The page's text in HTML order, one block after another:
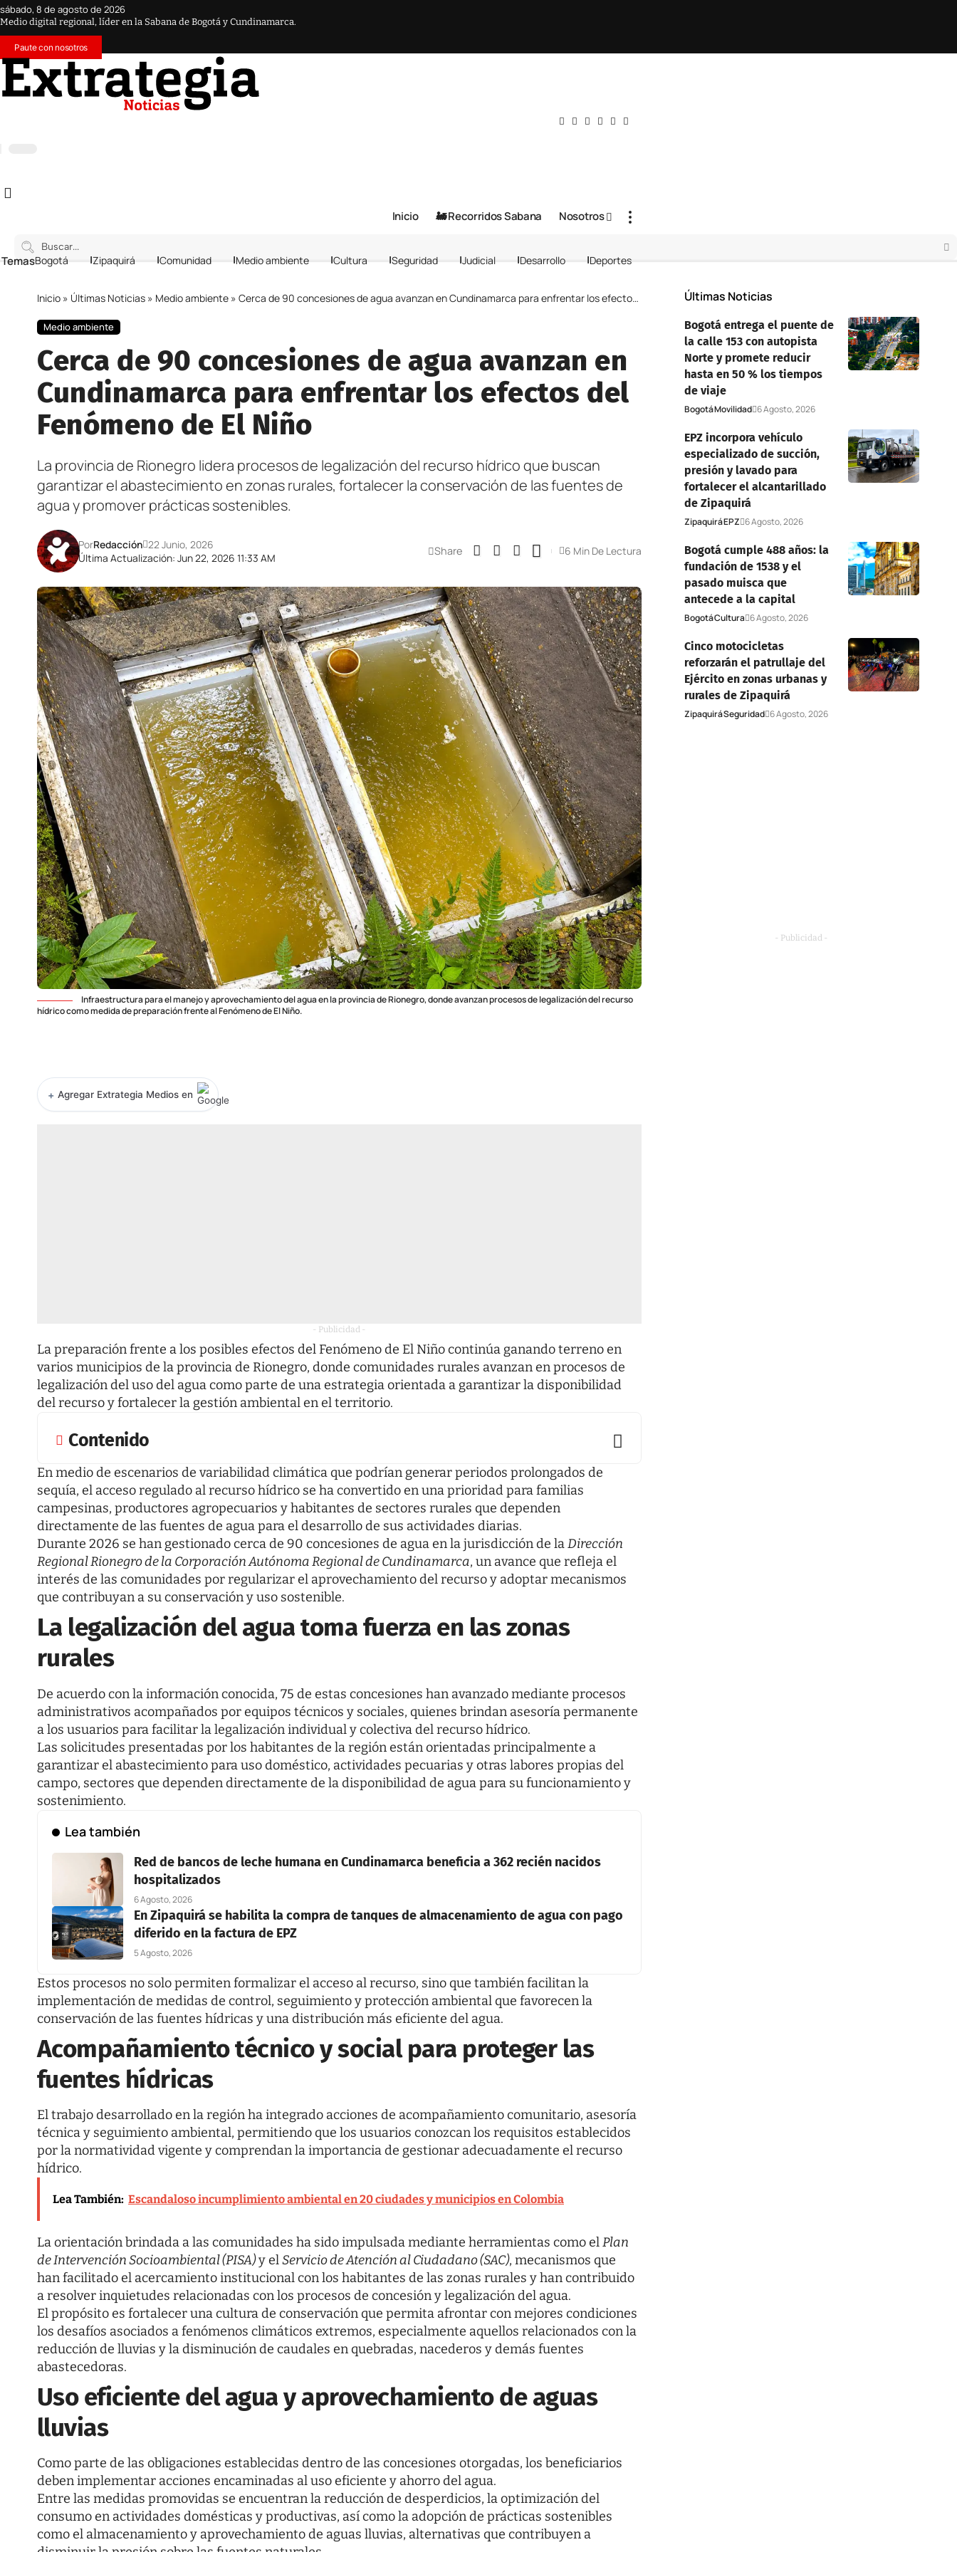
sábado, 8 de agosto de 2026
Medio digital regional, líder en la Sabana de Bogotá y Cundinamarca.
Paute con nosotros
Inicio 🚂 Recorridos Sabana Nosotros
Bogotá Zipaquirá Comunidad Medio ambiente Cultura Seguridad Judicial Desarrollo Deportes
Inicio » Últimas Noticias » Medio ambiente » Cerca de 90 concesiones de agua avanzan en Cundinamarca para enfrentar los efectos del Fenómeno de El Niño
Medio ambiente
Cerca de 90 concesiones de agua avanzan en
Cundinamarca para enfrentar los efectos del
Fenómeno de El Niño
La provincia de Rionegro lidera procesos de legalización del recurso hídrico que buscan
garantizar el abastecimiento en zonas rurales, fortalecer la conservación de las fuentes de
agua y promover prácticas sostenibles.
Última Actualización: Jun 22, 2026 11:33 AM
PorRedacción 22 Junio, 2026 Share 6 Min De Lectura
Infraestructura para el manejo y aprovechamiento del agua en la provincia de Rionegro, donde avanzan procesos de legalización del recurso
hídrico como medida de preparación frente al Fenómeno de El Niño.
+ Agregar Extrategia Medios en
- Publicidad -
La preparación frente a los posibles efectos del Fenómeno de El Niño continúa ganando terreno en
varios municipios de la provincia de Rionegro, donde comunidades rurales avanzan en procesos de
legalización del uso del agua como parte de una estrategia orientada a garantizar la disponibilidad
del recurso y fortalecer la gestión ambiental en el territorio.
Contenido
En medio de escenarios de variabilidad climática que podrían generar periodos prolongados de
sequía, el acceso regulado al recurso hídrico se ha convertido en una prioridad para familias
campesinas, productores agropecuarios y habitantes de sectores rurales que dependen
directamente de las fuentes de agua para el desarrollo de sus actividades diarias.
Durante 2026 se han gestionado cerca de 90 concesiones de agua en la jurisdicción de laDirección
Regional Rionegro de la Corporación Autónoma Regional de Cundinamarca, un avance que refleja el
interés de las comunidades por regularizar el aprovechamiento del recurso y adoptar mecanismos
que contribuyan a su conservación y uso sostenible.
La legalización del agua toma fuerza en las zonas
rurales
De acuerdo con la información conocida, 75 de estas concesiones han avanzado mediante procesos
administrativos acompañados por equipos técnicos y sociales, quienes brindan asesoría permanente
a los usuarios para facilitar la legalización individual y colectiva del recurso hídrico.
Las solicitudes presentadas por los habitantes de la región están orientadas principalmente a
garantizar el abastecimiento para uso doméstico, actividades pecuarias y otras labores propias del
campo, sectores que dependen directamente de la disponibilidad de agua para su funcionamiento y
sostenimiento.
Lea también
Red de bancos de leche humana en Cundinamarca beneficia a 362 recién nacidos
hospitalizados
6 Agosto, 2026
En Zipaquirá se habilita la compra de tanques de almacenamiento de agua con pago
diferido en la factura de EPZ
5 Agosto, 2026
Estos procesos no solo permiten formalizar el acceso al recurso, sino que también facilitan la
implementación de medidas de control, seguimiento y protección ambiental que favorecen la
conservación de las fuentes hídricas y una distribución más eficiente del agua.
Acompañamiento técnico y social para proteger las
fuentes hídricas
El trabajo desarrollado en la región ha integrado acciones de acompañamiento comunitario, asesoría
técnica y seguimiento ambiental, permitiendo que los usuarios conozcan los requisitos establecidos
por la normatividad vigente y comprendan la importancia de gestionar adecuadamente el recurso
hídrico.
Lea También: Escandaloso incumplimiento ambiental en 20 ciudades y municipios en Colombia
La orientación brindada a las comunidades ha sido impulsada mediante herramientas como elPlan
de Intervención Socioambiental (PISA)y elServicio de Atención al Ciudadano (SAC), mecanismos que
han facilitado el acercamiento institucional con los habitantes de las zonas rurales y han contribuido
a resolver inquietudes relacionadas con los procesos de concesión y legalización del agua.
El propósito es fortalecer una cultura de conservación que permita afrontar con mejores condiciones
los desafíos asociados a fenómenos climáticos extremos, especialmente aquellos relacionados con la
reducción de lluvias y la disminución de caudales en quebradas, nacederos y demás fuentes
abastecedoras.
Uso eficiente del agua y aprovechamiento de aguas
lluvias
Como parte de las obligaciones establecidas dentro de las concesiones otorgadas, los beneficiarios
deben implementar acciones encaminadas al uso eficiente y ahorro del agua.
Entre las medidas promovidas se encuentran la reducción de desperdicios, la optimización del
consumo en actividades domésticas y productivas, así como la adopción de prácticas sostenibles
como el almacenamiento y aprovechamiento de aguas lluvias, alternativas que contribuyen a
Últimas Noticias
Bogotá entrega el puente de
la calle 153 con autopista
Norte y promete reducir
hasta en 50 % los tiempos
de viaje
BogotáMovilidad 6 Agosto, 2026
EPZ incorpora vehículo
especializado de succión,
presión y lavado para
fortalecer el alcantarillado
de Zipaquirá
ZipaquiráEPZ 6 Agosto, 2026
Bogotá cumple 488 años: la
fundación de 1538 y el
pasado muisca que
antecede a la capital
BogotáCultura 6 Agosto, 2026
Cinco motocicletas
reforzarán el patrullaje del
Ejército en zonas urbanas y
rurales de Zipaquirá
ZipaquiráSeguridad 6 Agosto, 2026
- Publicidad -